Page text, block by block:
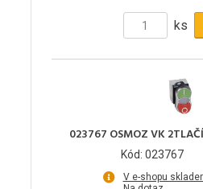
ks
023767 OSMOZ VK
Kód: 023767
V e-shopu